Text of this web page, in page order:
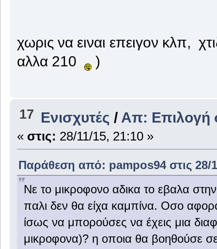
χωρις να ειναι επειγον κλπ,
αλλα 210
)
17 Ενισχυτές / Απ: Επιλογή
« στις: 28/11/15, 21:10 »
Παράθεση από: pampos94 στις 28/
Νε το μικροφονο αδικα το εβαλα
παλι δεν θα είχα καμπίνα. Οσο
ίσως να μπορούσες να έχεις μια
μικροφονα)? η οποια θα βοηθούσε